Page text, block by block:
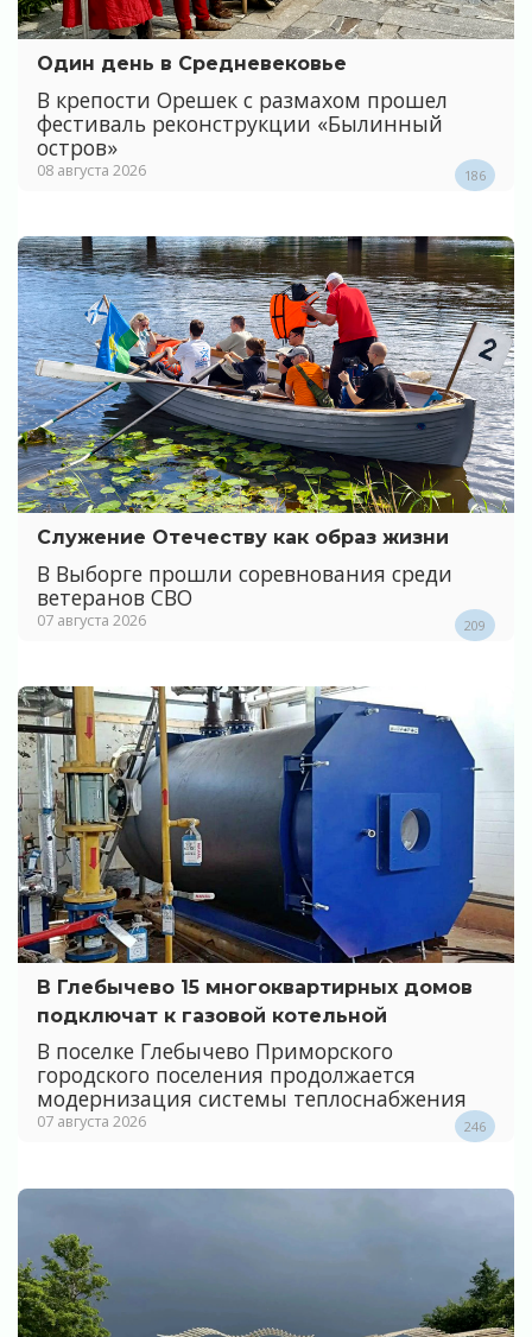
Один день в Средневековье
В крепости Орешек с размахом прошел
фестиваль реконструкции «Былинный
остров»
08 августа 2026 186
Служение Отечеству как образ жизни
В Выборге прошли соревнования среди
ветеранов СВО
07 августа 2026 209
В Глебычево 15 многоквартирных домов
подключат к газовой котельной
В поселке Глебычево Приморского
городского поселения продолжается
модернизация системы теплоснабжения
07 августа 2026 246